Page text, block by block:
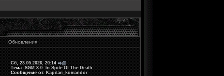
Обновления
Сб, 23.05.2026, 20:14
Тема: SGM 3.0: In Spite Of The Death
Сообщение от: Kapitan_komandor